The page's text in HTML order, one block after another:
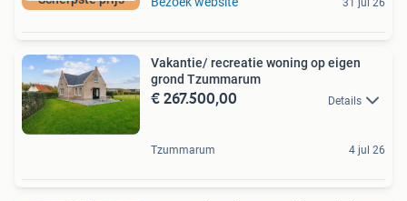
31 jul 26
Vakantie/ recreatie woning op eigen
grond Tzummarum
€ 267.500,00 Details
Tzummarum 4 jul 26